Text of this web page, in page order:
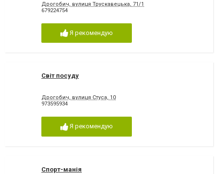
Дрогобич, вулиця Трускавецька, 71/1
679224754
Я рекомендую
Світ посуду
Дрогобич, вулиця Стуса, 10
973595934
Я рекомендую
Спорт-манія